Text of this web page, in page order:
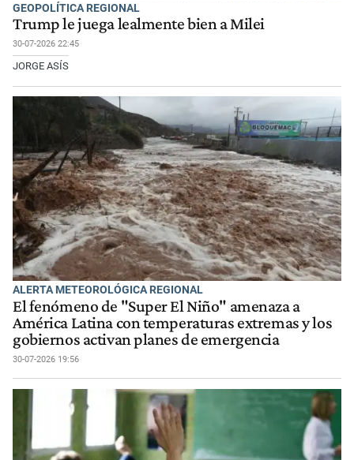
GEOPOLÍTICA REGIONAL
Trump le juega lealmente bien a Milei
30-07-2026 22:45
JORGE ASÍS
ALERTA METEOROLÓGICA REGIONAL
El fenómeno de "Super El Niño" amenaza a
América Latina con temperaturas extremas y los
gobiernos activan planes de emergencia
30-07-2026 19:56